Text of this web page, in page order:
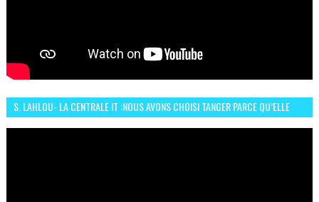
S. LAHLOU- LA CENTRALE IT :NOUS AVONS CHOISI TANGER PARCE QU’ELLE